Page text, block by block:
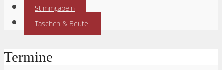
Stimmgabeln
Taschen & Beutel
Termine